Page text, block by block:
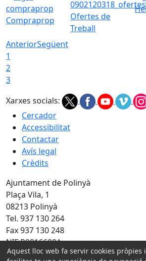
Compraprop
Ofertes de
Treball
AnteriorSegüent
1
2
3
Xarxes socials:
Cercador
Accessibilitat
Contactar
Avís legal
Crèdits
Ajuntament de Polinyà
Plaça Vila, 1
08213 Polinyà
Tel. 937 130 264
Fax 937 130 248
NIF P0816600A
Aquest lloc web fa servir cookies pròpies